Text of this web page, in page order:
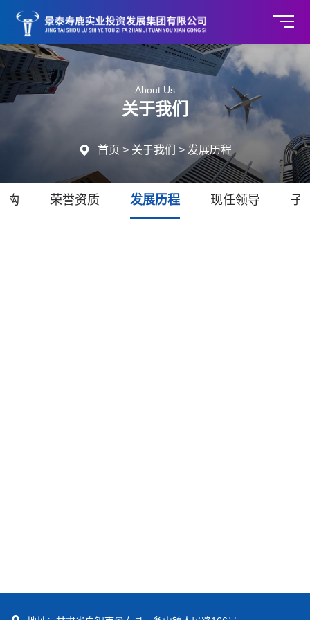
About Us
关于我们
 首页 > 关于我们 > 发展历程
构 荣誉资质 发展历程 现任领导 子